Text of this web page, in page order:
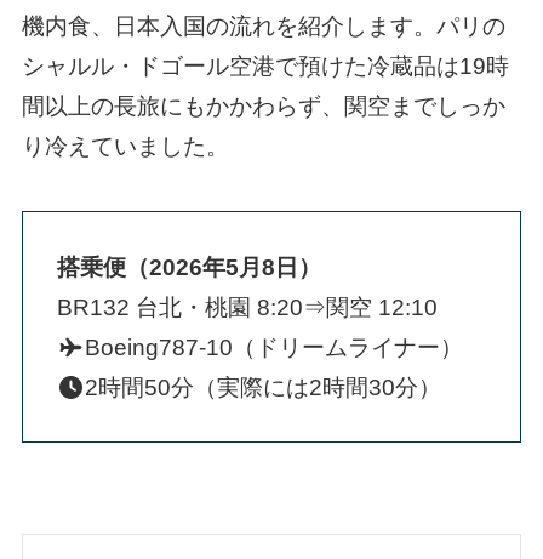
機内食、日本入国の流れを紹介します。パリの
シャルル・ドゴール空港で預けた冷蔵品は19時
間以上の長旅にもかかわらず、関空までしっか
り冷えていました。
搭乗便（2026年5月8日）
BR132 台北・桃園 8:20⇒関空 12:10
Boeing787-10（ドリームライナー）
2時間50分（実際には2時間30分）